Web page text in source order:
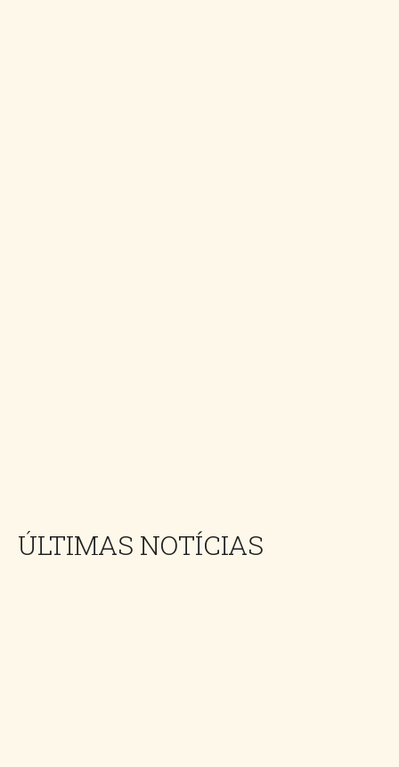
ÚLTIMAS NOTÍCIAS